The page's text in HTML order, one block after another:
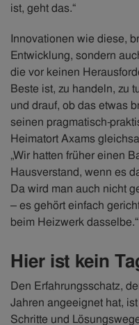
ist, geht das.“
Innovationen wie diese,
Entwicklung, sondern
die vor keinen
Beste ist, zu handeln, zu
und drauf, ob das etwas
seinen pragmatisch-
Heimatort Axams
„Wir hatten früher einen
Hausverstand, wenn es
Da wird man auch nicht
– es gehört einfach
beim Heizwerk dasselbe.“
Hier ist kein
Den Erfahrungsschatz,
Jahren angeeignet hat,
Schritte und